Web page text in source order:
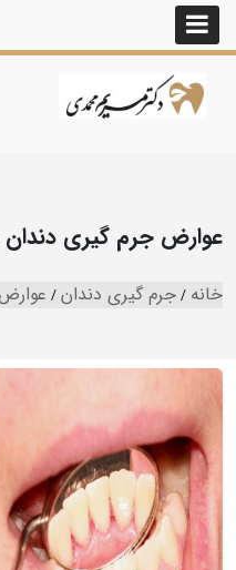
عوارض جرم گیری
خانه جرم گیری دندان